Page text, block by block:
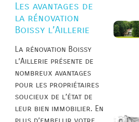
Les avantages de
la rénovation
Boissy l’Aillerie
La rénovation Boissy
l’Aillerie présente de
nombreux avantages
pour les propriétaires
soucieux de l’état de
leur bien immobilier. En